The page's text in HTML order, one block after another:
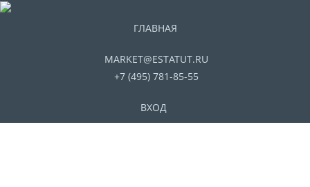
ГЛАВНАЯ
MARKET@ESTATUT.RU
+7 (495) 781-85-55
ВХОД